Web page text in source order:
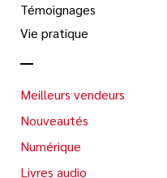
Témoignages
Vie pratique
Meilleurs vendeurs
Nouveautés
Numérique
Livres audio